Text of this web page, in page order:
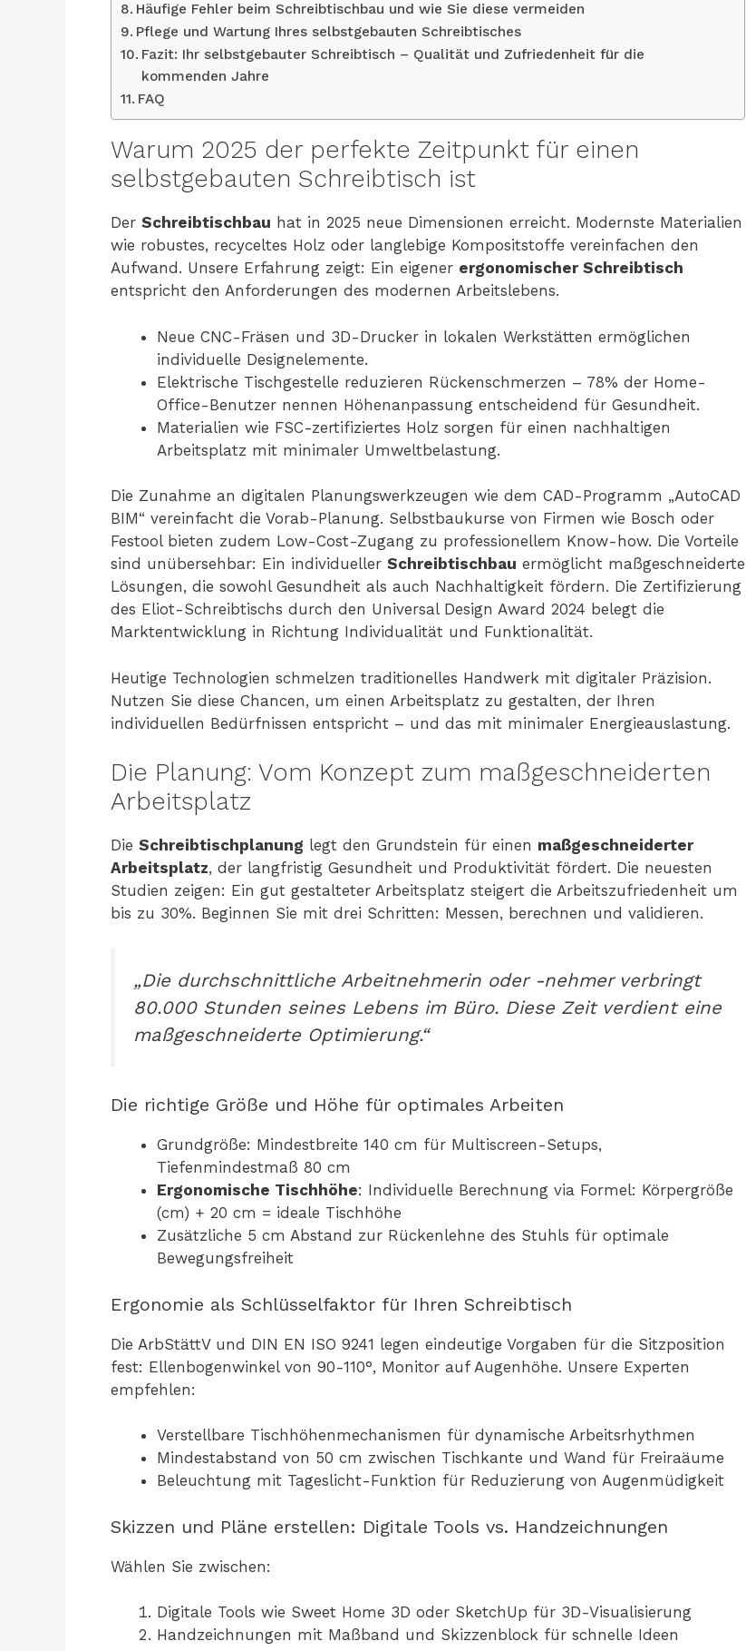
Häufige Fehler beim Schreibtischbau und wie Sie diese vermeiden
Pflege und Wartung Ihres selbstgebauten Schreibtisches
Fazit: Ihr selbstgebauter Schreibtisch – Qualität und Zufriedenheit für die
kommenden Jahre
FAQ
Warum 2025 der perfekte Zeitpunkt für einen
selbstgebauten Schreibtisch ist
Der Schreibtischbau hat in 2025 neue Dimensionen erreicht. Modernste Materialien
wie robustes, recyceltes Holz oder langlebige Kompositstoffe vereinfachen den
Aufwand. Unsere Erfahrung zeigt: Ein eigener ergonomischer Schreibtisch
entspricht den Anforderungen des modernen Arbeitslebens.
Neue CNC-Fräsen und 3D-Drucker in lokalen Werkstätten ermöglichen
individuelle Designelemente.
Elektrische Tischgestelle reduzieren Rückenschmerzen – 78% der Home-
Office-Benutzer nennen Höhenanpassung entscheidend für Gesundheit.
Materialien wie FSC-zertifiziertes Holz sorgen für einen nachhaltigen
Arbeitsplatz mit minimaler Umweltbelastung.
Die Zunahme an digitalen Planungswerkzeugen wie dem CAD-Programm „AutoCAD
BIM“ vereinfacht die Vorab-Planung. Selbstbaukurse von Firmen wie Bosch oder
Festool bieten zudem Low-Cost-Zugang zu professionellem Know-how. Die Vorteile
sind unübersehbar: Ein individueller Schreibtischbau ermöglicht maßgeschneiderte
Lösungen, die sowohl Gesundheit als auch Nachhaltigkeit fördern. Die Zertifizierung
des Eliot-Schreibtischs durch den Universal Design Award 2024 belegt die
Marktentwicklung in Richtung Individualität und Funktionalität.
Heutige Technologien schmelzen traditionelles Handwerk mit digitaler Präzision.
Nutzen Sie diese Chancen, um einen Arbeitsplatz zu gestalten, der Ihren
individuellen Bedürfnissen entspricht – und das mit minimaler Energieauslastung.
Die Planung: Vom Konzept zum maßgeschneiderten
Arbeitsplatz
Die Schreibtischplanung legt den Grundstein für einen maßgeschneiderter
Arbeitsplatz, der langfristig Gesundheit und Produktivität fördert. Die neuesten
Studien zeigen: Ein gut gestalteter Arbeitsplatz steigert die Arbeitszufriedenheit um
bis zu 30%. Beginnen Sie mit drei Schritten: Messen, berechnen und validieren.
„Die durchschnittliche Arbeitnehmerin oder -nehmer verbringt
80.000 Stunden seines Lebens im Büro. Diese Zeit verdient eine
maßgeschneiderte Optimierung.“
Die richtige Größe und Höhe für optimales Arbeiten
Grundgröße: Mindestbreite 140 cm für Multiscreen-Setups,
Tiefenmindestmaß 80 cm
Ergonomische Tischhöhe: Individuelle Berechnung via Formel: Körpergröße
(cm) + 20 cm = ideale Tischhöhe
Zusätzliche 5 cm Abstand zur Rückenlehne des Stuhls für optimale
Bewegungsfreiheit
Ergonomie als Schlüsselfaktor für Ihren Schreibtisch
Die ArbStättV und DIN EN ISO 9241 legen eindeutige Vorgaben für die Sitzposition
fest: Ellenbogenwinkel von 90-110°, Monitor auf Augenhöhe. Unsere Experten
empfehlen:
Verstellbare Tischhöhenmechanismen für dynamische Arbeitsrhythmen
Mindestabstand von 50 cm zwischen Tischkante und Wand für Freiraäume
Beleuchtung mit Tageslicht-Funktion für Reduzierung von Augenmüdigkeit
Skizzen und Pläne erstellen: Digitale Tools vs. Handzeichnungen
Wählen Sie zwischen:
Digitale Tools wie Sweet Home 3D oder SketchUp für 3D-Visualisierung
Handzeichnungen mit Maßband und Skizzenblock für schnelle Ideen